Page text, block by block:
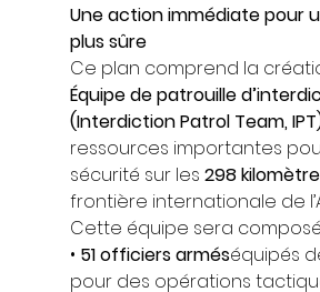
Une action immédiate pour
plus sûre
Ce plan comprend la
Équipe de patrouille
(Interdiction Patrol Team,
ressources importantes
sécurité sur les 298
frontière internationale de
Cette équipe sera
• 51 officiers arméséquipés
pour des opérations